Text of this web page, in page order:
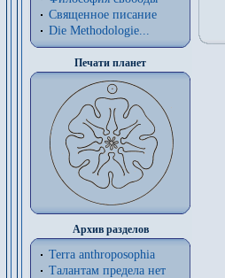
Священное писание
Die Methodologie...
Печати планет
Архив разделов
Terra anthroposophia
Талантам предела нет